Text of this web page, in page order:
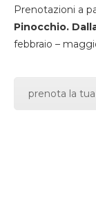
Prenotazioni a
Pinocchio.
febbraio –
prenota la